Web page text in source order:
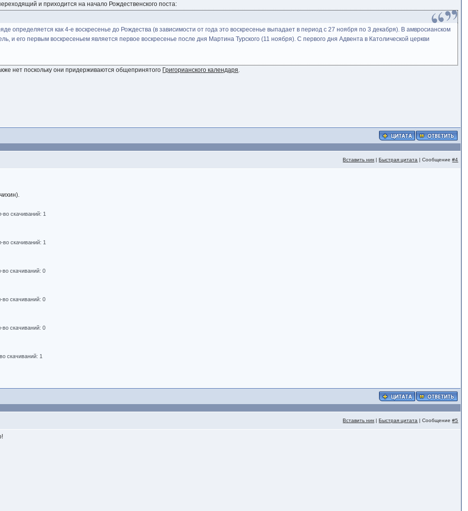
и приходится на начало Рождественского поста:
определяется как 4-е воскресенье до Рождества (в зависимости от года это воскресенье выпадает в период с 27 ноября по 3 декабря). В амвросианском
и его первым воскресеньем является первое воскресенье после дня Мартина Турского (11 ноября). С первого дня Адвента в Католической церкви
нет поскольку они придерживаются общепринятого Григорианского календаря.
Вставить ник |Быстрая цитата | Сообщение#4
во скачиваний: 1
во скачиваний: 1
во скачиваний: 0
во скачиваний: 0
во скачиваний: 0
скачиваний: 1
Вставить ник |Быстрая цитата | Сообщение#5